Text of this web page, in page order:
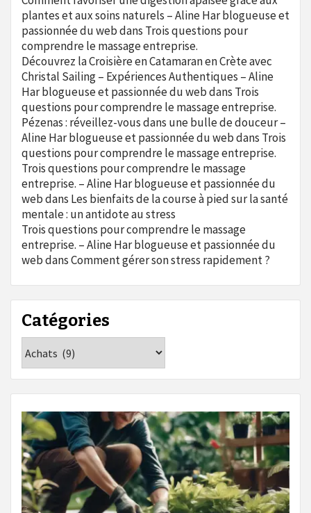
plantes et aux soins naturels – Aline Har blogueuse et
passionnée du webdans Trois questions pour
comprendre le massage entreprise.
Découvrez la Croisière en Catamaran en Crète avec
Christal Sailing – Expériences Authentiques – Aline
Har blogueuse et passionnée du webdans Trois
questions pour comprendre le massage entreprise.
Pézenas : réveillez-vous dans une bulle de douceur –
Aline Har blogueuse et passionnée du webdans Trois
questions pour comprendre le massage entreprise.
Trois questions pour comprendre le massage
entreprise. – Aline Har blogueuse et passionnée du
webdans Les bienfaits de la course à pied sur la santé
mentale : un antidote au stress
Trois questions pour comprendre le massage
entreprise. – Aline Har blogueuse et passionnée du
webdansComment gérer son stress rapidement ?
Catégories